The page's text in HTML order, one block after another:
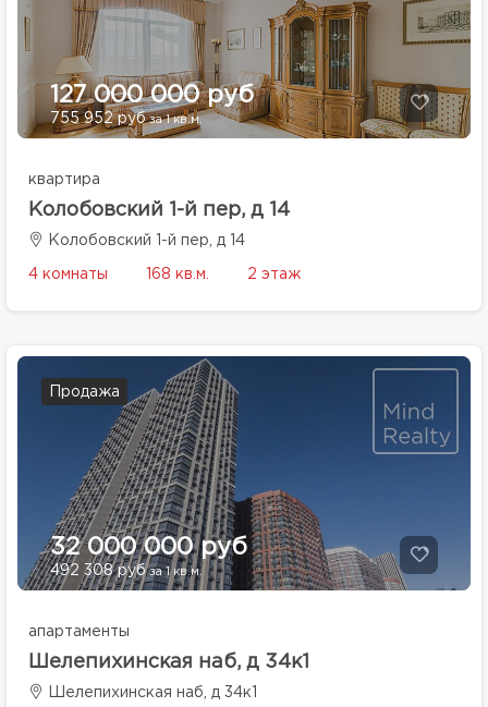
127 000 000 руб
755 952 рубза 1 кв.м.
квартира
Колобовский 1-й пер, д 14
Колобовский 1-й пер, д 14
4 комнаты 168 кв.м. 2 этаж
Продажа
32 000 000 руб
492 308 рубза 1 кв.м.
апартаменты
Шелепихинская наб, д 34к1
Шелепихинская наб, д 34к1